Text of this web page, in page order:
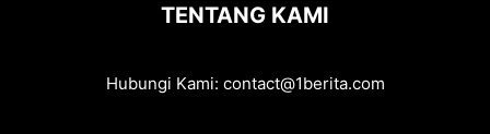
TENTANG KAMI
Hubungi Kami: contact@1berita.com